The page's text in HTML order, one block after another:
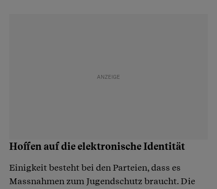
Hoffen auf die elektronische Identität
Einigkeit besteht bei den Parteien, dass es
Massnahmen zum Jugendschutz braucht. Die